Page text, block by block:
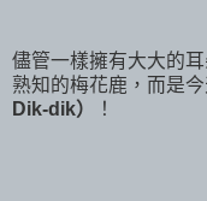
儘管一樣擁有大大的
熟知的梅花鹿，而是
Dik-dik）
！